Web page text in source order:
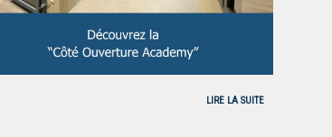
LIRE LA SUITE